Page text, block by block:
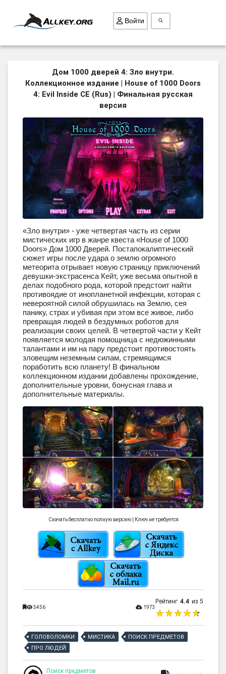
ПОИСК ПРЕДМЕТОВ
БИЗНЕС
ТРИ-В-РЯД
СТРАТЕГИИ
СТРЕЛЯЛКИ
КВЕСТ
КАК СКАЧАТЬ
НОВОСТИ
Войти
Дом 1000 дверей 4: Зло внутри.
Коллекционное издание | House of 1000 Doors
4: Evil Inside CE (Rus) | Финальная русская
версия
«Зло внутри» - уже четвертая часть из серии
мистических игр в жанре квеста «House of 1000
Doors» Дом 1000 Дверей. Постапокалиптический
сюжет игры после удара о землю огромного
метеорита отрывает новую страницу приключений
девушки-экстрасенса Кейт, уже весьма опытной в
делах подобного рода, которой предстоит найти
противоядие от инопланетной инфекции, которая с
невероятной силой обрушилась на Землю, сея
панику, страх и убивая при этом все живое, либо
превращая людей в бездумных роботов для
реализации своих целей. В четвертой части у Кейт
появляется молодая помощница с недюжинными
талантами и им на пару предстоит противостоять
зловещим неземным силам, стремящимся
поработить всю планету! В финальном
коллекционном издании добавлены прохождение,
дополнительные уровни, бонусная глава и
дополнительные материалы.
Скачать бесплатно полную версию | Ключ не требуется
5456 1973
Рейтинг 4.4 из 5
ГОЛОВОЛОМКИ МИСТИКА
ПОИСК ПРЕДМЕТОВ
ПРО ЛЮДЕЙ
Поиск предметов